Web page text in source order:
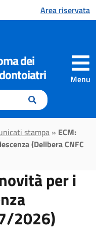
Area riservata
Menu
dei
stampa » ECM:
(Delibera CNFC
per i
2026)